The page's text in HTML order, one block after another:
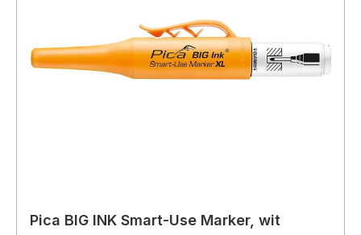
Pica BIG INK Smart-Use Marker, wit